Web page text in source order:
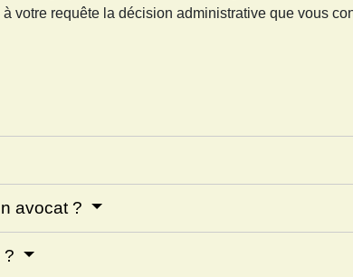
votre requête la décision administrative que vous
avocat ?
?